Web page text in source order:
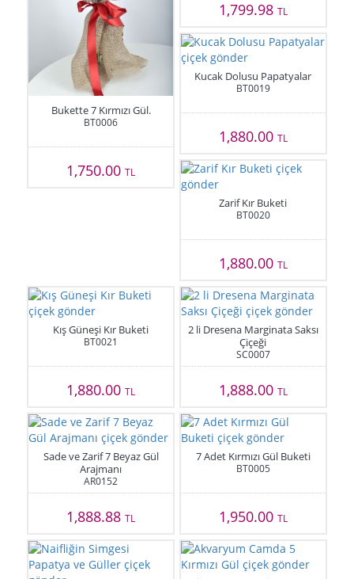
Bukette 7 Kırmızı Gül.
BT0006
1,750.00TL
1,799.98 TL
Kucak Dolusu Papatyalar
BT0019
1,880.00 TL
Zarif Kır Buketi
BT0020
1,880.00 TL
Kış Güneşi Kır Buketi
BT0021
1,880.00TL
2 li Dresena Marginata Saksı
Çiçeği
SC0007
1,888.00 TL
Sade ve Zarif 7 Beyaz Gül
Arajmanı
AR0152
1,888.88TL
7 Adet Kırmızı Gül Buketi
BT0005
1,950.00 TL